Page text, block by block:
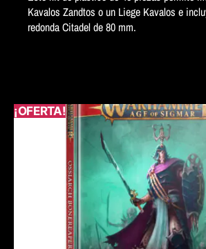
¡OFERTA!
Kavalos Zandtos o un Liege Kavalos e
redonda Citadel de 80 mm.